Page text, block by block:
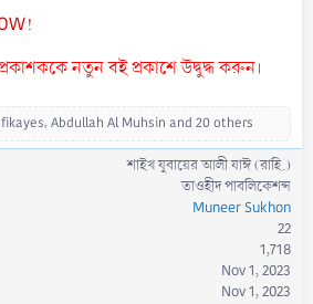
নতুন বই প্রকাশে উদ্বুদ্ধ করুন।
, Abdullah Al Muhsin and 20 others
শাইখ যুবায়ের আলী যাঈ (রাহি.)
তাওহীদ পাবলিকেশন্স
Muneer Sukhon
22
1,718
Nov 1, 2023
Nov 1, 2023